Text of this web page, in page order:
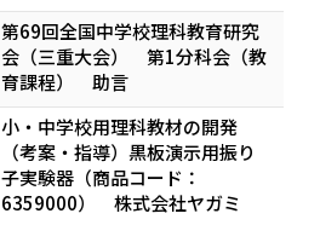
第69回全国中学校理科教育研究
会（三重大会） 第1分科会（教
育課程） 助言
小・中学校用理科教材の開発
（考案・指導）黒板演示用振り
子実験器（商品コード：
6359000） 株式会社ヤガミ